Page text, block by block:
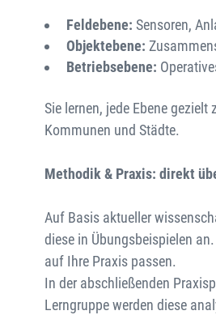
Feldebene: Sensoren,
Objektebene:
Betriebsebene:
Sie lernen, jede Ebene
Kommunen und Städte.
Methodik & Praxis: direkt
Auf Basis aktueller
diese in Übungsbeispielen
auf Ihre Praxis passen.
In der abschließenden
Lerngruppe werden diese